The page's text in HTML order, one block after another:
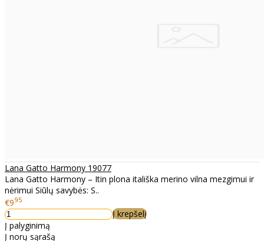
Lana Gatto Harmony 19077
Lana Gatto Harmony – Itin plona itališka merino vilna mezgimui ir
nėrimui Siūlų savybės: S..
€995
Į krepšelį
Į palyginimą
Į norų sąrašą